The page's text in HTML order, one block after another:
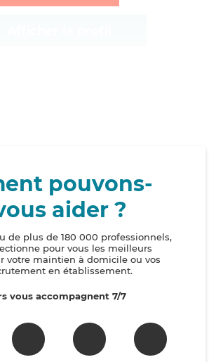
pouvons-
aider ?
de plus de 180 000 professionnels,
pour vous les meilleurs
votre maintien à domicile ou vos
en établissement.
vous accompagnent 7/7